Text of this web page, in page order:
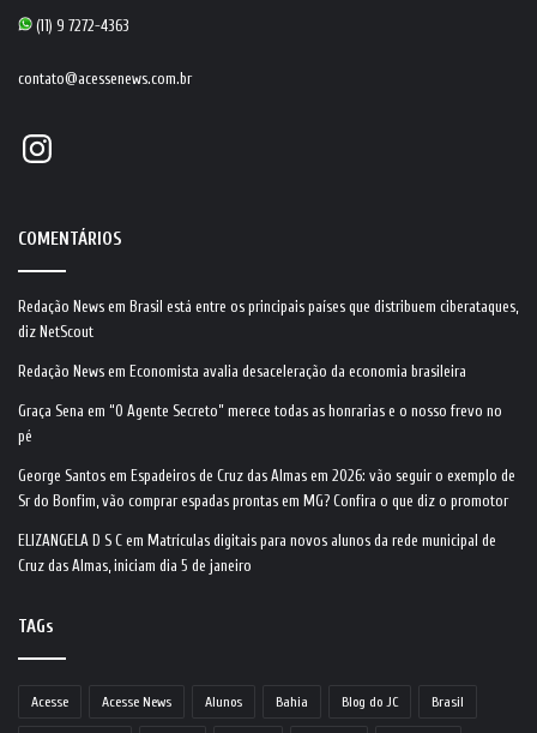
(11) 9 7272-4363
contato@acessenews.com.br
Instagram
COMENTÁRIOS
Redação News em Brasil está entre os principais países que distribuem ciberataques,
diz NetScout
Redação News em Economista avalia desaceleração da economia brasileira
Graça Sena em “O Agente Secreto” merece todas as honrarias e o nosso frevo no
pé
George Santos em Espadeiros de Cruz das Almas em 2026: vão seguir o exemplo de
Sr do Bonfim, vão comprar espadas prontas em MG? Confira o que diz o promotor
ELIZANGELA D S C em Matrículas digitais para novos alunos da rede municipal de
Cruz das Almas, iniciam dia 5 de janeiro
TAGs
Acesse Acesse News Alunos Bahia Blog do JC Brasil